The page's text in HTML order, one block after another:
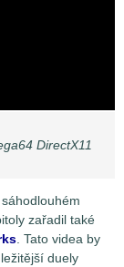
DirectX11
zařadil také
. Tato videa by
duely